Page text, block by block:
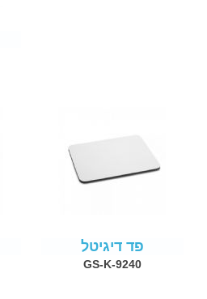
פד דיגיטל
GS-K-9240